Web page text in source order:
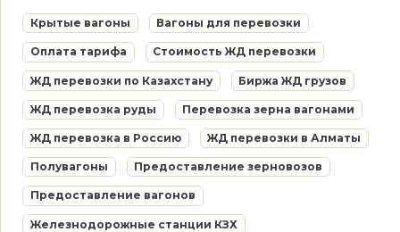
Крытые вагоны Вагоны для перевозки
Оплата тарифа Стоимость ЖД перевозки
ЖД перевозки по Казахстану Биржа ЖД грузов
ЖД перевозка руды Перевозка зерна вагонами
ЖД перевозка в Россию ЖД перевозки в Алматы
Полувагоны Предоставление зерновозов
Предоставление вагонов
Железнодорожные станции КЗХ